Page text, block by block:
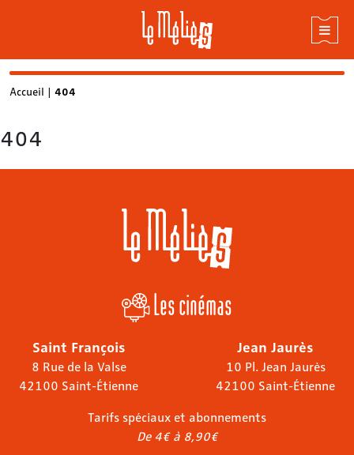
Skip
content
Accueil | 404
404
Les cinémas
Saint François
8 Rue de la Valse
42100 Saint-Étienne
Jean Jaurès
10 Pl. Jean Jaurès
42100 Saint-Étienne
Tarifs spéciaux et abonnements
De 4€ à 8,90€